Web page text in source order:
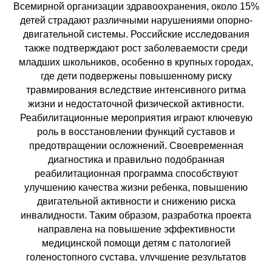
Всемирной организации здравоохранения, около 15%
детей страдают различными нарушениями опорно-
двигательной системы. Российские исследования
также подтверждают рост заболеваемости среди
младших школьников, особенно в крупных городах,
где дети подвержены повышенному риску
травмирования вследствие интенсивного ритма
жизни и недостаточной физической активности.
Реабилитационные мероприятия играют ключевую
роль в восстановлении функций суставов и
предотвращении осложнений. Своевременная
диагностика и правильно подобранная
реабилитационная программа способствуют
улучшению качества жизни ребенка, повышению
двигательной активности и снижению риска
инвалидности. Таким образом, разработка проекта
направлена на повышение эффективности
медицинской помощи детям с патологией
голеностопного сустава, улучшение результатов